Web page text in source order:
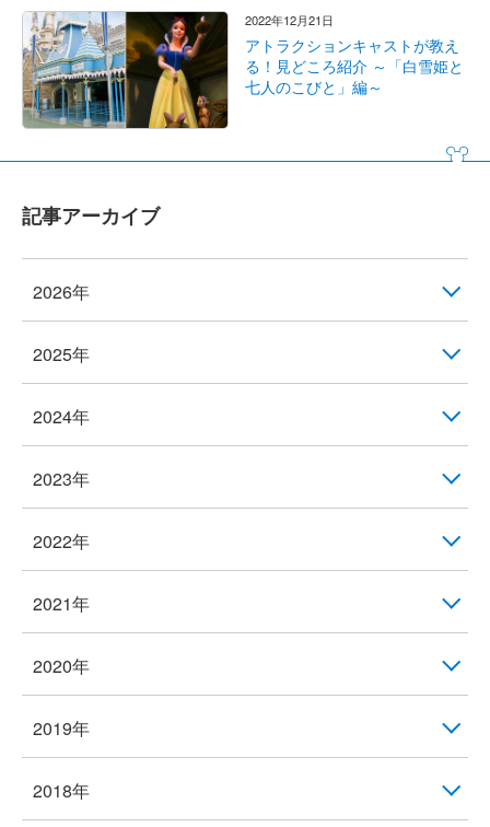
2022年12月21日
アトラクションキャストが教え
る！見どころ紹介 ～「白雪姫と
七人のこびと」編～
記事アーカイブ
2026年
2025年
2024年
2023年
2022年
2021年
2020年
2019年
2018年